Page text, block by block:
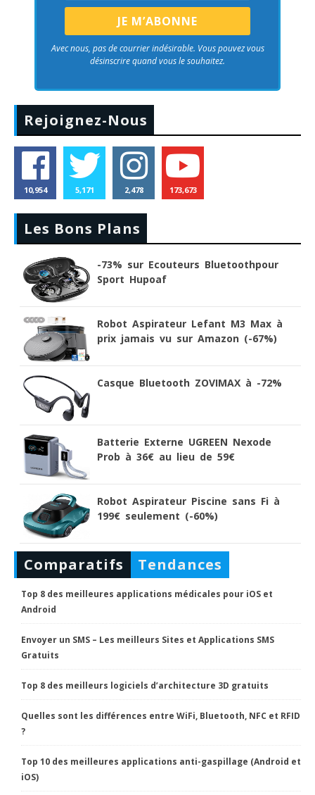
Avec nous, pas de courrier indésirable. Vous pouvez vous
désinscrire quand vous le souhaitez.
Rejoignez-Nous
10,954 5,171 2,478 173,673
Les Bons Plans
-73% sur Ecouteurs Bluetoothpour
Sport Hupoaf
Robot Aspirateur Lefant M3 Max à
prix jamais vu sur Amazon (-67%)
Casque Bluetooth ZOVIMAX à -72%
Batterie Externe UGREEN Nexode
Prob à 36€ au lieu de 59€
Robot Aspirateur Piscine sans Fi à
199€ seulement (-60%)
Comparatifs Tendances
Top 8 des meilleures applications médicales pour iOS et
Android
Envoyer un SMS – Les meilleurs Sites et Applications SMS
Gratuits
Top 8 des meilleurs logiciels d’architecture 3D gratuits
Quelles sont les différences entre WiFi, Bluetooth, NFC et RFID
?
Top 10 des meilleures applications anti-gaspillage (Android et
iOS)